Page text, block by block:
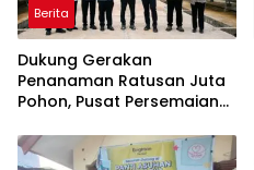
Berita
Dukung Gerakan
Penanaman Ratusan Juta
Pohon, Pusat Persemaian
Perkuat Jaringan
Persemaian Nasional*